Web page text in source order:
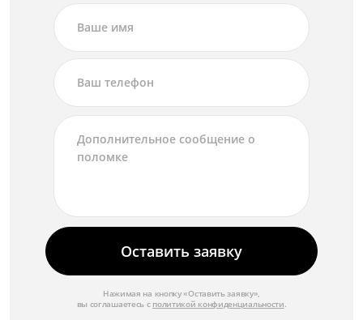
Оставить заявку
Нажимая на кнопку «Оставить заявку»,
вы соглашаетесь с политикой конфиденциальности.